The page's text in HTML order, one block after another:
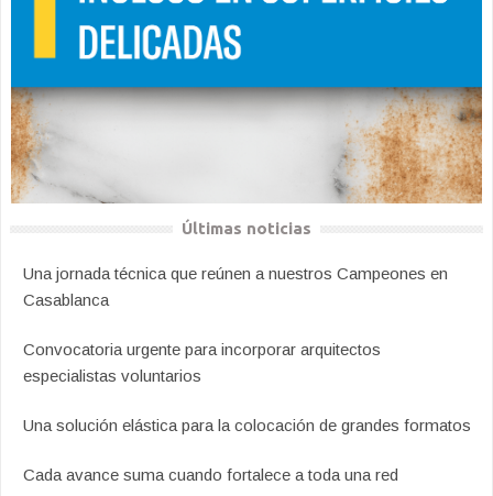
Últimas noticias
Una jornada técnica que reúnen a nuestros Campeones en
Casablanca
Convocatoria urgente para incorporar arquitectos
especialistas voluntarios
Una solución elástica para la colocación de grandes formatos
Cada avance suma cuando fortalece a toda una red